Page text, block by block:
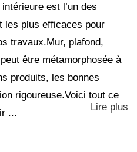
est l’un des
les plus efficaces pour
travaux.Mur, plafond,
être métamorphosée à
produits, les bonnes
rigoureuse.Voici tout ce
...
Lire plus